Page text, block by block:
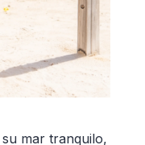
mar tranquilo,